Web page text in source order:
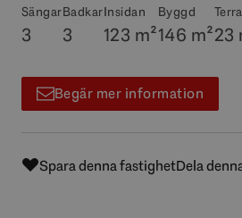
Sängar
3
Badkar
3
Insidan
123 m²
Byggd
146 m²23
Begär mer information
Spara denna fastighetDela